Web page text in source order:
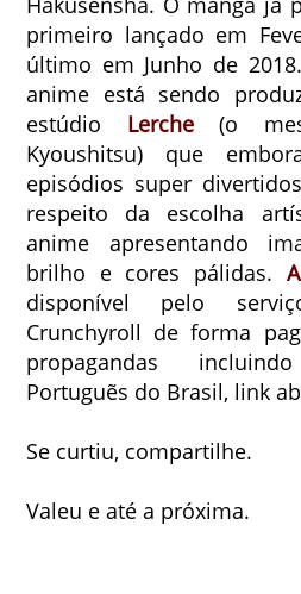
primeiro lançado em
último em Junho de
anime está sendo
estúdio Lerche(o
Kyoushitsu) que
episódios super
respeito da escolha
anime apresentando
brilho e cores pálidas.
disponível pelo
Crunchyroll de forma
propagandas
Portuguẽs do Brasil, link
Se curtiu, compartilhe.
Valeu e até a próxima.